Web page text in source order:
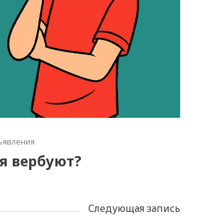
вербуют?
Следующая запись